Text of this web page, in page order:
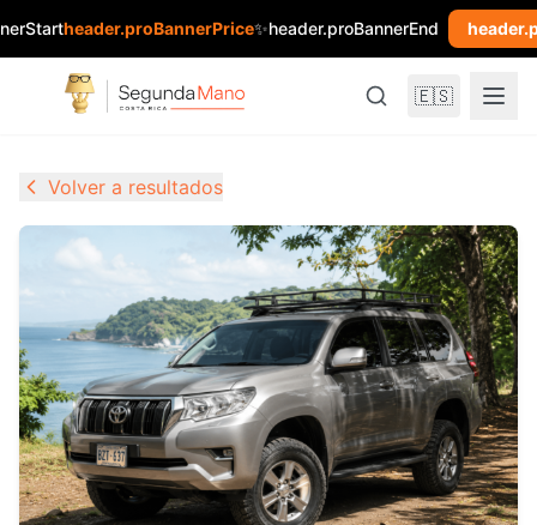
header.proBannerPrice✨header.proBannerEnd
🇪🇸
Volver a resultados